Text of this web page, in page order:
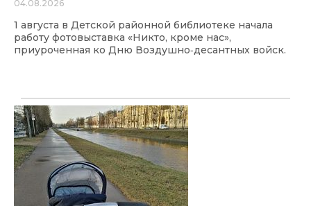
04.08.2026
1 августа в Детской районной библиотеке начала
работу фотовыставка «Никто, кроме нас»,
приуроченная ко Дню Воздушно‑десантных войск.